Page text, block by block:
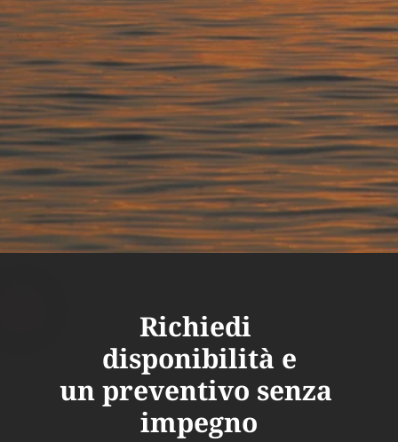
Richiedi
disponibilità e
un preventivo senza
impegno